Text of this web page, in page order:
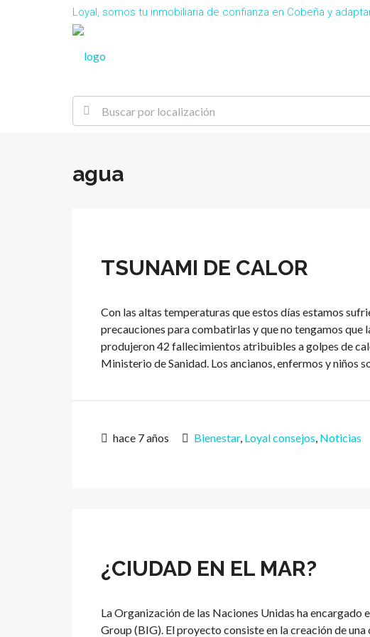
Loyal, somos tu inmobiliaria de confianza en Cobeña y
agua
TSUNAMI DE CALOR
Con las altas temperaturas que estos días estamos
precauciones para combatirlas y que no tengamos que
produjeron 42 fallecimientos atribuibles a golpes de
Ministerio de Sanidad. Los ancianos, enfermos y niños
hace 7 años Bienestar, Loyal consejos, Noticias
¿CIUDAD EN EL MAR?
La Organización de las Naciones Unidas ha
Group (BIG). El proyecto consiste en la creación de